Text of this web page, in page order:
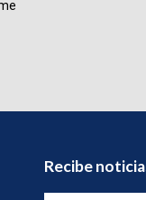
Recibe